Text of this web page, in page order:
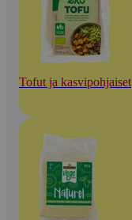
Tofut ja kasvipohjaiset